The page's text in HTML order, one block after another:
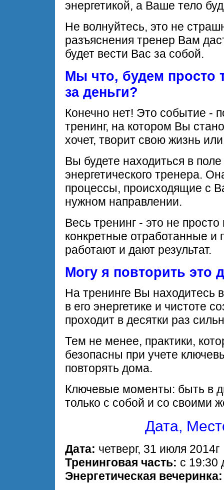
энергетикой, а Ваше тело
Не волнуйтесь, это не
разъяснения тренер Вам
будет вести Вас за собой.
Мы что, будем просто
за деньги?
Конечно нет! Это событие -
тренинг, на котором Вы
хочет, творит свою жизнь
Вы будете находиться в
энергетического тренера.
процессы, происходящие с
нужном направлении.
Весь тренинг - это не
конкретные отработанные и
работают и дают результат.
Могу я повторить это
На тренинге Вы находитесь
в его энергетике и чистоте
проходит в десятки раз
Тем не менее, практики,
безопасны при учете
повторять дома.
Ключевые моменты: быть в
только с собой и со своими
Дата,
Дата: четверг, 31 июля 2014г
Тренинговая часть: с 19:30
Энергетическая вечеринка: